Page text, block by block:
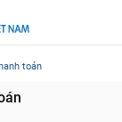
toán